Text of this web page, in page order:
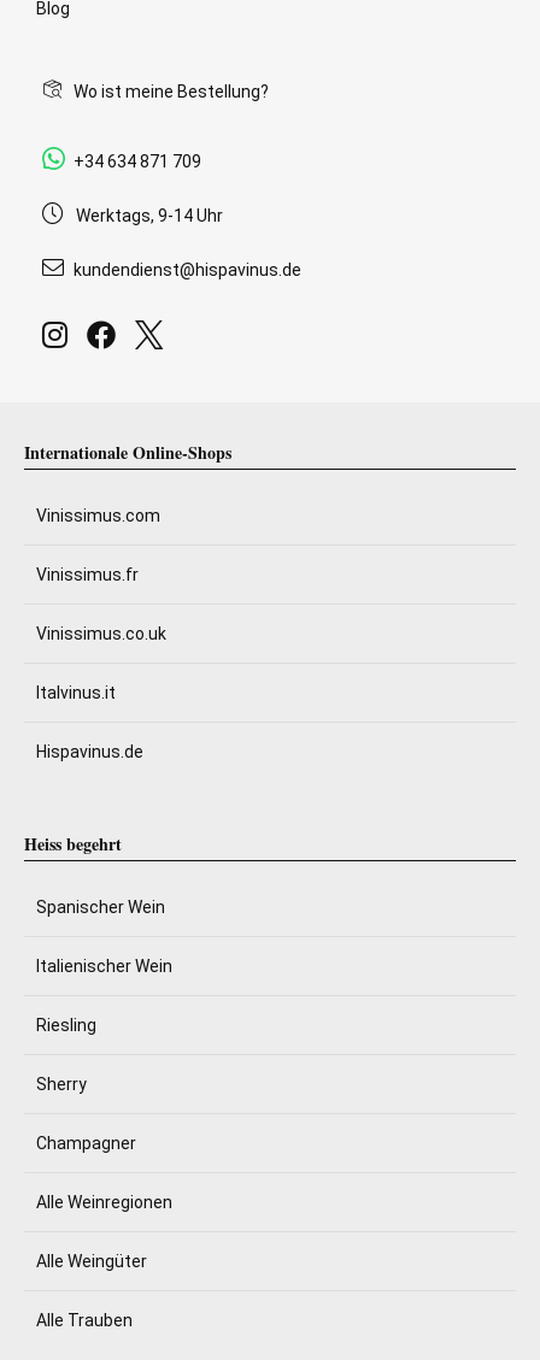
Blog
Wo ist meine Bestellung?
+34 634 871 709
Werktags, 9-14 Uhr
kundendienst@hispavinus.de
Internationale Online-Shops
Vinissimus.com
Vinissimus.fr
Vinissimus.co.uk
Italvinus.it
Hispavinus.de
Heiss begehrt
Spanischer Wein
Italienischer Wein
Riesling
Sherry
Champagner
Alle Weinregionen
Alle Weingüter
Alle Trauben